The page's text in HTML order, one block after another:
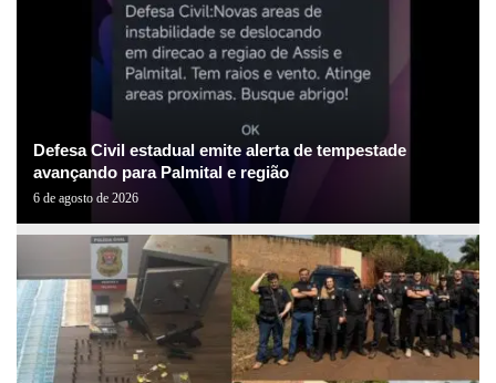
Defesa Civil estadual emite alerta de tempestade
avançando para Palmital e região
6 de agosto de 2026